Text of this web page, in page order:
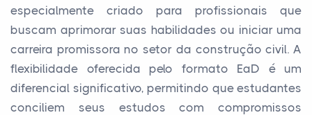
especialmente criado para profissionais que
buscam aprimorar suas habilidades ou iniciar uma
carreira promissora no setor da construção civil. A
flexibilidade oferecida pelo formato EaD é um
diferencial significativo, permitindo que estudantes
conciliem seus estudos com compromissos